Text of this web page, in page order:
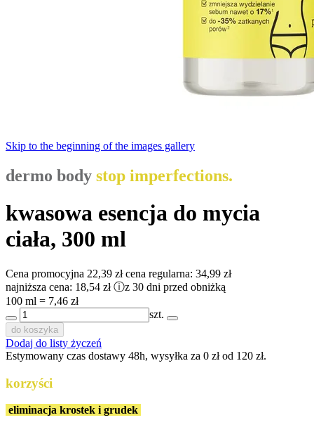
Skip to the beginning of the images gallery
dermo body stop imperfections.
kwasowa esencja do mycia
ciała, 300 ml
Cena promocyjna 22,39 zł cena regularna: 34,99 zł
najniższa cena: 18,54 zł ⓘz 30 dni przed obniżką
100 ml = 7,46 zł
szt.
do koszyka
Dodaj do listy życzeń
Estymowany czas dostawy 48h, wysyłka za 0 zł od 120 zł.
korzyści
eliminacja krostek i grudek